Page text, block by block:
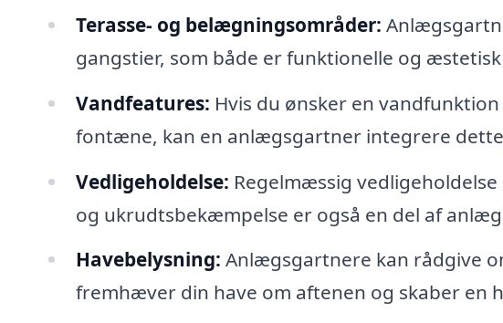
Terasse- og belægningsområder:
gangstier, som både er funktionelle og
Vandfeatures: Hvis du ønsker en
fontæne, kan en anlægsgartner integrere
Vedligeholdelse: Regelmæssig
og ukrudtsbekæmpelse er også en del af
Havebelysning: Anlægsgartnere kan rådgive
fremhæver din have om aftenen og skaber en